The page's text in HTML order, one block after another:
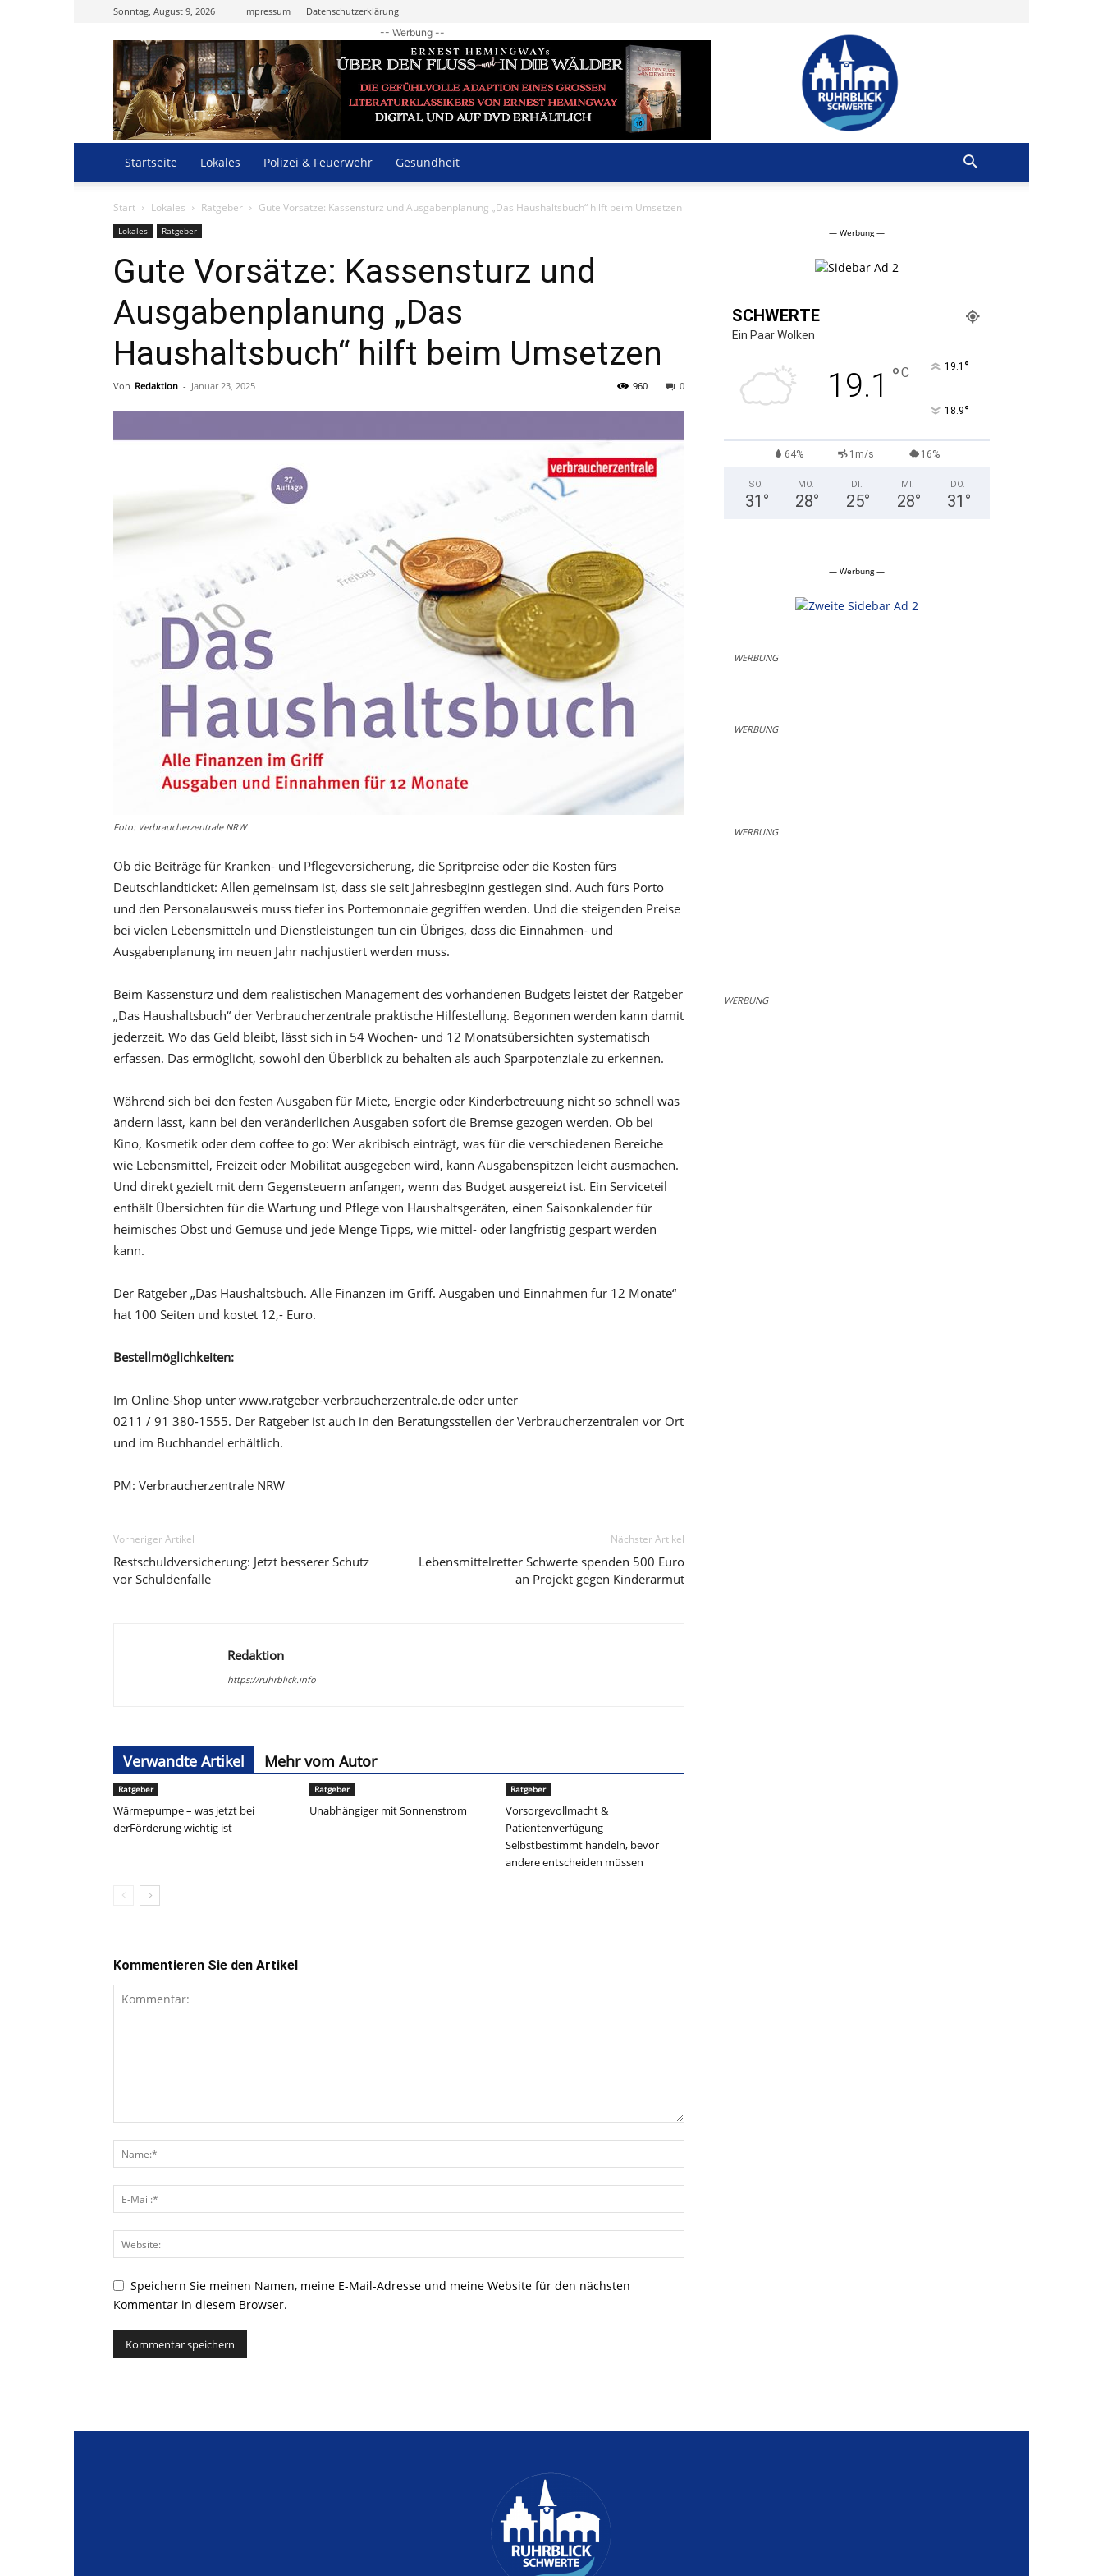
Sonntag, August 9, 2026 Impressum Datenschutzerklärung
Ruhrblick
Schwerte
-- Werbung --
Startseite Lokales Polizei & Feuerwehr Gesundheit
Start Lokales Ratgeber Gute Vorsätze: Kassensturz und Ausgabenplanung „Das Haushaltsbuch“ hilft beim Umsetzen
Lokales Ratgeber
Gute Vorsätze: Kassensturz und
Ausgabenplanung „Das
Haushaltsbuch“ hilft beim Umsetzen
Von Redaktion - Januar 23, 2025 0
960
Foto: Verbraucherzentrale NRW
Ob die Beiträge für Kranken- und Pflegeversicherung, die Spritpreise oder die Kosten fürs
Deutschlandticket: Allen gemeinsam ist, dass sie seit Jahresbeginn gestiegen sind. Auch fürs Porto
und den Personalausweis muss tiefer ins Portemonnaie gegriffen werden. Und die steigenden Preise
bei vielen Lebensmitteln und Dienstleistungen tun ein Übriges, dass die Einnahmen- und
Ausgabenplanung im neuen Jahr nachjustiert werden muss.
Beim Kassensturz und dem realistischen Management des vorhandenen Budgets leistet der Ratgeber
„Das Haushaltsbuch“ der Verbraucherzentrale praktische Hilfestellung. Begonnen werden kann damit
jederzeit. Wo das Geld bleibt, lässt sich in 54 Wochen- und 12 Monatsübersichten systematisch
erfassen. Das ermöglicht, sowohl den Überblick zu behalten als auch Sparpotenziale zu erkennen.
Während sich bei den festen Ausgaben für Miete, Energie oder Kinderbetreuung nicht so schnell was
ändern lässt, kann bei den veränderlichen Ausgaben sofort die Bremse gezogen werden. Ob bei
Kino, Kosmetik oder dem coffee to go: Wer akribisch einträgt, was für die verschiedenen Bereiche
wie Lebensmittel, Freizeit oder Mobilität ausgegeben wird, kann Ausgabenspitzen leicht ausmachen.
Und direkt gezielt mit dem Gegensteuern anfangen, wenn das Budget ausgereizt ist. Ein Serviceteil
enthält Übersichten für die Wartung und Pflege von Haushaltsgeräten, einen Saisonkalender für
heimisches Obst und Gemüse und jede Menge Tipps, wie mittel- oder langfristig gespart werden
kann.
Der Ratgeber „Das Haushaltsbuch. Alle Finanzen im Griff. Ausgaben und Einnahmen für 12 Monate“
hat 100 Seiten und kostet 12,- Euro.
Bestellmöglichkeiten:
Im Online-Shop unter www.ratgeber-verbraucherzentrale.de oder unter
0211 / 91 380-1555. Der Ratgeber ist auch in den Beratungsstellen der Verbraucherzentralen vor Ort
und im Buchhandel erhältlich.
PM: Verbraucherzentrale NRW
Vorheriger Artikel
Restschuldversicherung: Jetzt besserer Schutz
vor Schuldenfalle
Nächster Artikel
Lebensmittelretter Schwerte spenden 500 Euro
an Projekt gegen Kinderarmut
Redaktion
https://ruhrblick.info
Verwandte Artikel Mehr vom Autor
Ratgeber
Wärmepumpe – was jetzt bei
derFörderung wichtig ist
Ratgeber
Unabhängiger mit Sonnenstrom
Ratgeber
Vorsorgevollmacht &
Patientenverfügung –
Selbstbestimmt handeln, bevor
andere entscheiden müssen
Kommentieren Sie den Artikel
Speichern Sie meinen Namen, meine E-Mail-Adresse und meine Website für den nächsten
Kommentar in diesem Browser.
— Werbung —
SCHWERTE
Ein Paar Wolken
19.1 °C 19.1 °
18.9°
64% 1m/s 16%
SO.
31 °
MO.
28°
DI.
25°
MI.
28°
DO.
31 °
— Werbung —
WERBUNG
WERBUNG
WERBUNG
WERBUNG